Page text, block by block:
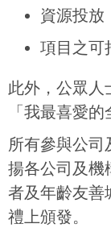
資源投放
項目之可
此外，公眾人
「我最喜愛
所有參與公司
揚各公司及機
者及年齡友善
禮上頒發。